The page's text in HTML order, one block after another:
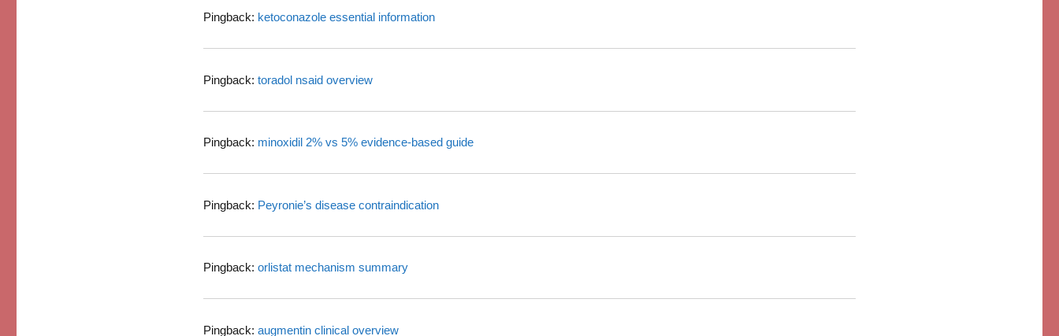
Pingback: ketoconazole essential information
Pingback: toradol nsaid overview
Pingback: minoxidil 2% vs 5% evidence‑based guide
Pingback: Peyronie’s disease contraindication
Pingback: orlistat mechanism summary
Pingback: augmentin clinical overview